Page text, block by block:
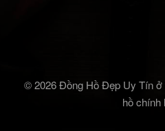
© 2026 Đồng Hồ Đẹp Uy Tín ở
hồ chính